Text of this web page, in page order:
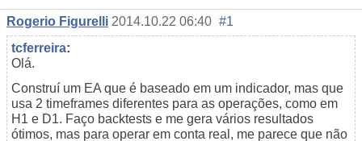
Rogerio Figurelli 2014.10.22 06:40 #1
tcferreira:
Olá.
Construí um EA que é baseado em um indicador, mas que
usa 2 timeframes diferentes para as operações, como em
H1 e D1. Faço backtests e me gera vários resultados
ótimos, mas para operar em conta real, me parece que não